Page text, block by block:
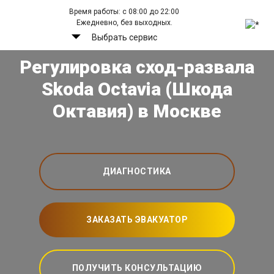
Время работы: с 08:00 до 22:00
Ежедневно, без выходных.
Выбрать сервис
Регулировка сход-развала
Skoda Octavia (Шкода
Октавия) в Москве
ДИАГНОСТИКА
ЗАКАЗАТЬ ЭВАКУАТОР
ПОЛУЧИТЬ КОНСУЛЬТАЦИЮ